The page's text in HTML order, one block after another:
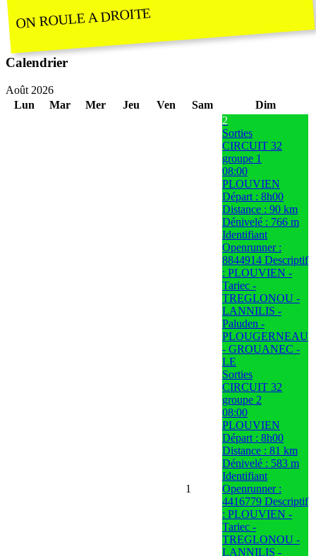
ON ROULE A DROITE
Calendrier
Août 2026
Lun
Mar Mer Jeu Ven Sam Dim
1
2
Sorties
CIRCUIT 32
groupe 1
08:00
PLOUVIEN
Départ : 8h00
Distance : 90 km
Dénivelé : 766 m
Identifiant
Openrunner :
8844914 Descriptif
: PLOUVIEN -
Tariec -
TREGLONOU -
LANNILIS -
Paluden -
PLOUGERNEAU
- GROUANEC -
LE
Sorties
CIRCUIT 32
groupe 2
08:00
PLOUVIEN
Départ : 8h00
Distance : 81 km
Dénivelé : 583 m
Identifiant
Openrunner :
4416779 Descriptif
: PLOUVIEN -
Tariec -
TREGLONOU -
LANNILIS -